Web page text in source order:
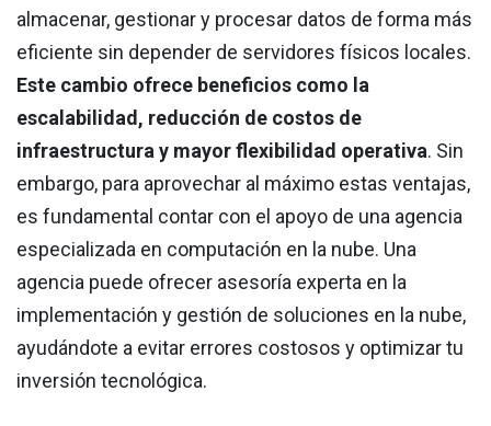
almacenar, gestionar y procesar datos de forma más
eficiente sin depender de servidores físicos locales.
Este cambio ofrece beneficios como la
escalabilidad, reducción de costos de
infraestructura y mayor flexibilidad operativa. Sin
embargo, para aprovechar al máximo estas ventajas,
es fundamental contar con el apoyo de una agencia
especializada en computación en la nube. Una
agencia puede ofrecer asesoría experta en la
implementación y gestión de soluciones en la nube,
ayudándote a evitar errores costosos y optimizar tu
inversión tecnológica.